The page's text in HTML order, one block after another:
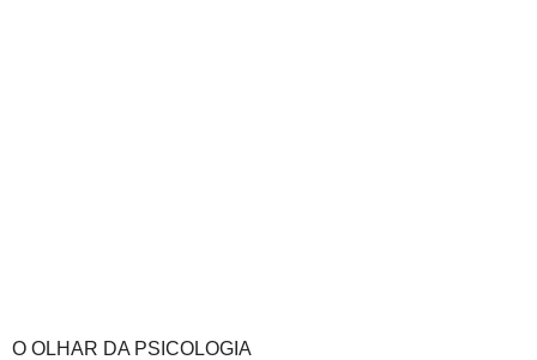
O OLHAR DA PSICOLOGIA